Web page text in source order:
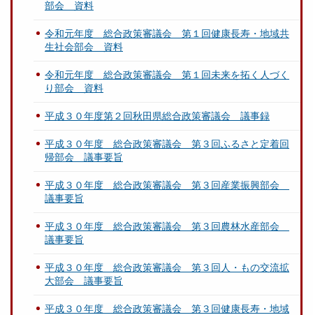
部会 資料
令和元年度 総合政策審議会 第１回健康長寿・地域共
生社会部会 資料
令和元年度 総合政策審議会 第１回未来を拓く人づく
り部会 資料
平成３０年度第２回秋田県総合政策審議会 議事録
平成３０年度 総合政策審議会 第３回ふるさと定着回
帰部会 議事要旨
平成３０年度 総合政策審議会 第３回産業振興部会
議事要旨
平成３０年度 総合政策審議会 第３回農林水産部会
議事要旨
平成３０年度 総合政策審議会 第３回人・もの交流拡
大部会 議事要旨
平成３０年度 総合政策審議会 第３回健康長寿・地域